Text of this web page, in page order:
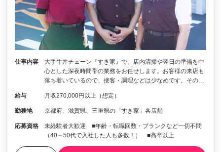
仕事内容
大手牛丼チェーン『すき家』で、店内清掃や翌日の準備を中
心とした深夜時間帯の業務をお任せします。お客様の来店も
落ち着いているので、接客・調理などは少なめです。その…
給与 月収270,000円以上（想定）
勤務地 京都府、滋賀県、三重県の「すき家」各店舗
応募資格
未経験者大歓迎 ■年齢・転職回数・ブランクなど一切不問
（40～50代で入社した人も多数！） ■高卒以上